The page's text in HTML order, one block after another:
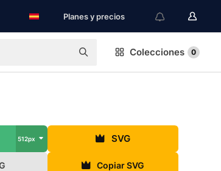
Planes y precios
Colecciones 0
512px SVG
Copiar SVG